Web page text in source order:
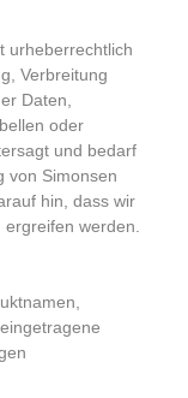
urheberrechtlich
Verbreitung
Daten,
oder
und bedarf
von Simonsen
hin, dass wir
werden.